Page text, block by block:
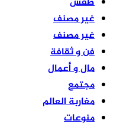
غير مصنف
غير مصنف
فن و ثقافة
مال و أعمال
مجتمع
مغاربة العالم
منوعات